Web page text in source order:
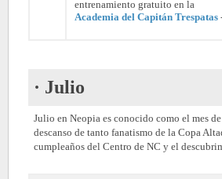
entrenamiento gratuito en la
Academia del Capitán Trespatas
· Julio
Julio en Neopia es conocido como el mes de
descanso de tanto fanatismo de la Copa
cumpleaños del Centro de NC y el